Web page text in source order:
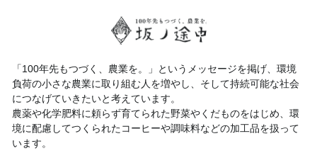
「100年先もつづく、農業を。」というメッセージを掲げ、環境
負荷の小さな農業に取り組む人を増やし、そして持続可能な社会
につなげていきたいと考えています。
農薬や化学肥料に頼らず育てられた野菜やくだものをはじめ、環
境に配慮してつくられたコーヒーや調味料などの加工品を扱って
います。